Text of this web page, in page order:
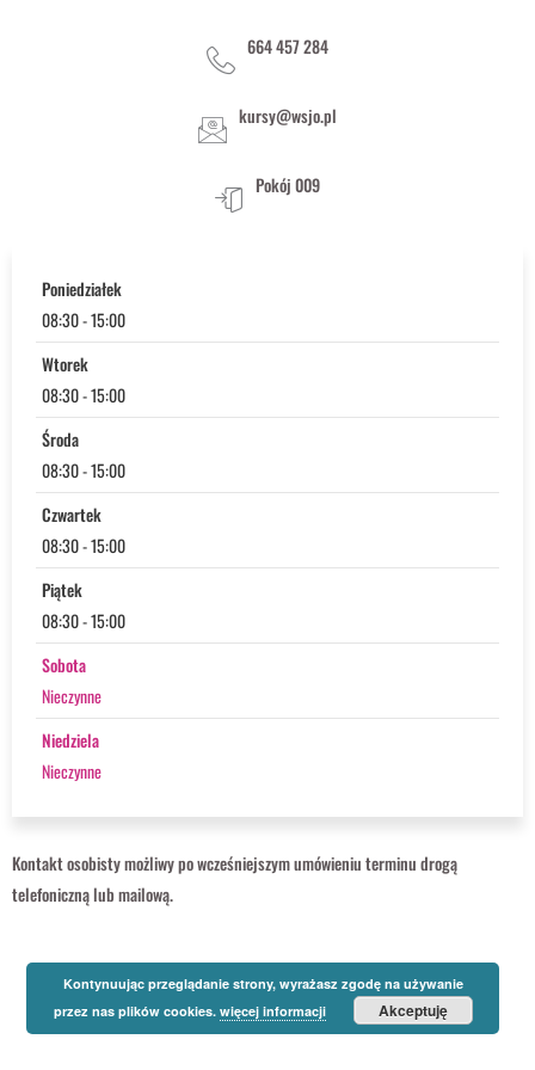
664 457 284
kursy@wsjo.pl
Pokój 009
Poniedziałek
08:30 - 15:00
Wtorek
08:30 - 15:00
Środa
08:30 - 15:00
Czwartek
08:30 - 15:00
Piątek
08:30 - 15:00
Sobota
Nieczynne
Niedziela
Nieczynne
Kontakt osobisty możliwy po wcześniejszym umówieniu terminu drogą
telefoniczną lub mailową.
Kontynuując przeglądanie strony, wyrażasz zgodę na używanie
przez nas plików cookies. więcej informacji Akceptuję